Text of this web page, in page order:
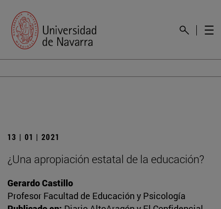
13 | 01 | 2021
¿Una apropiación estatal de la educación?
Gerardo Castillo
Profesor Facultad de Educación y Psicología